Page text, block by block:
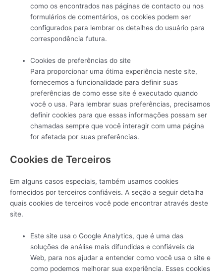
como os encontrados nas páginas de contacto ou nos
formulários de comentários, os cookies podem ser
configurados para lembrar os detalhes do usuário para
correspondência futura.
Cookies de preferências do site
Para proporcionar uma ótima experiência neste site,
fornecemos a funcionalidade para definir suas
preferências de como esse site é executado quando
você o usa. Para lembrar suas preferências, precisamos
definir cookies para que essas informações possam ser
chamadas sempre que você interagir com uma página
for afetada por suas preferências.
Cookies de Terceiros
Em alguns casos especiais, também usamos cookies
fornecidos por terceiros confiáveis. A seção a seguir detalha
quais cookies de terceiros você pode encontrar através deste
site.
Este site usa o Google Analytics, que é uma das
soluções de análise mais difundidas e confiáveis ​​da
Web, para nos ajudar a entender como você usa o site e
como podemos melhorar sua experiência. Esses cookies